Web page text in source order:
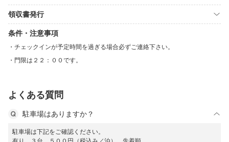
領収書発行
条件・注意事項
チェックインが予定時間を過ぎる場合必ずご連絡下さい。
門限は２２：００です。
よくある質問
駐車場はありますか？
駐車場は下記をご確認ください。